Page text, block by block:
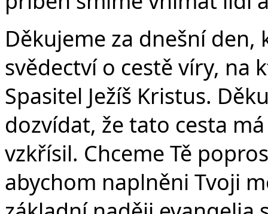
Děkujeme za dnešní
svědectví o cestě víry, na
Spasitel Ježíš Kristus.
dozvídat, že tato cesta
vzkřísil. Chceme Tě
abychom naplněni Tvoji